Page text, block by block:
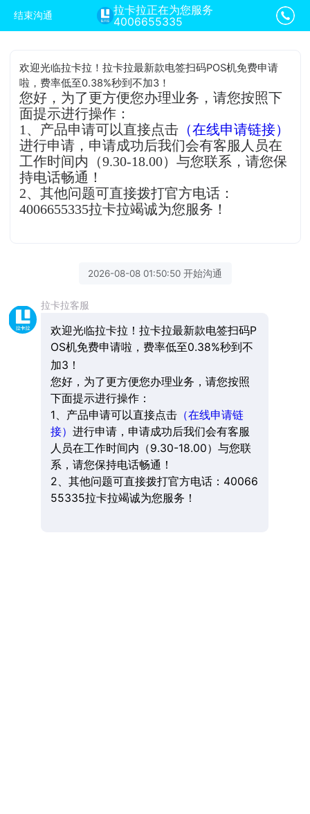
结束沟通
拉卡拉正在为您服务
4006655335
欢迎光临拉卡拉！拉卡拉最新款电签扫码POS机免费申请
啦，费率低至0.38%秒到不加3！
您好，为了更方便您办理业务，请您按照下
面提示进行操作：
1、产品申请可以直接点击 （在线申请链接）
进行申请，申请成功后我们会有客服人员在
工作时间内（9.30-18.00）与您联系，请您保
持电话畅通！
2、其他问题可直接拨打官方电话：
4006655335拉卡拉竭诚为您服务！
2026-08-08 01:50:50 开始沟通
拉卡拉客服
欢迎光临拉卡拉！拉卡拉最新款电签扫码P
OS机免费申请啦，费率低至0.38%秒到不
加3！
您好，为了更方便您办理业务，请您按照
下面提示进行操作：
1、产品申请可以直接点击（在线申请链
接） 进行申请，申请成功后我们会有客服
人员在工作时间内（9.30-18.00）与您联
系，请您保持电话畅通！
2、其他问题可直接拨打官方电话：40066
55335拉卡拉竭诚为您服务！